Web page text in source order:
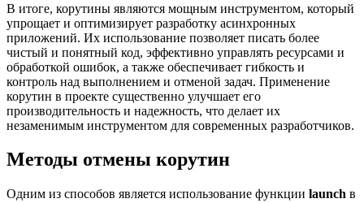
В итоге, корутины являются мощным инструментом, который
упрощает и оптимизирует разработку асинхронных
приложений. Их использование позволяет писать более
чистый и понятный код, эффективно управлять ресурсами и
обработкой ошибок, а также обеспечивает гибкость и
контроль над выполнением и отменой задач. Применение
корутин в проекте существенно улучшает его
производительность и надежность, что делает их
незаменимым инструментом для современных разработчиков.
Методы отмены корутин
Одним из способов является использование функции launch в